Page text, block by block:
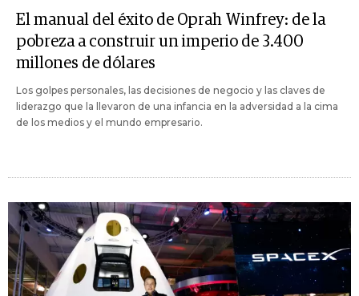
El manual del éxito de Oprah Winfrey: de la
pobreza a construir un imperio de 3.400
millones de dólares
Los golpes personales, las decisiones de negocio y las claves de
liderazgo que la llevaron de una infancia en la adversidad a la cima
de los medios y el mundo empresario.